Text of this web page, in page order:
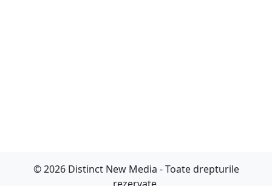
© 2026 Distinct New Media - Toate drepturile